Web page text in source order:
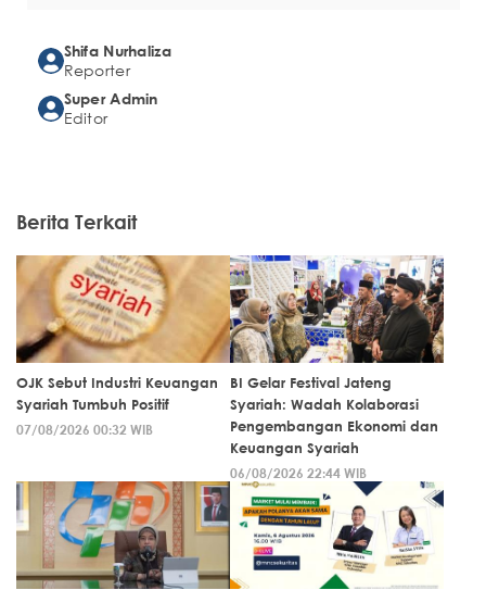
Shifa Nurhaliza
Reporter
Super Admin
Editor
Berita Terkait
OJK Sebut Industri Keuangan
Syariah Tumbuh Positif
07/08/2026 00:32 WIB
BI Gelar Festival Jateng
Syariah: Wadah Kolaborasi
Pengembangan Ekonomi dan
Keuangan Syariah
06/08/2026 22:44 WIB